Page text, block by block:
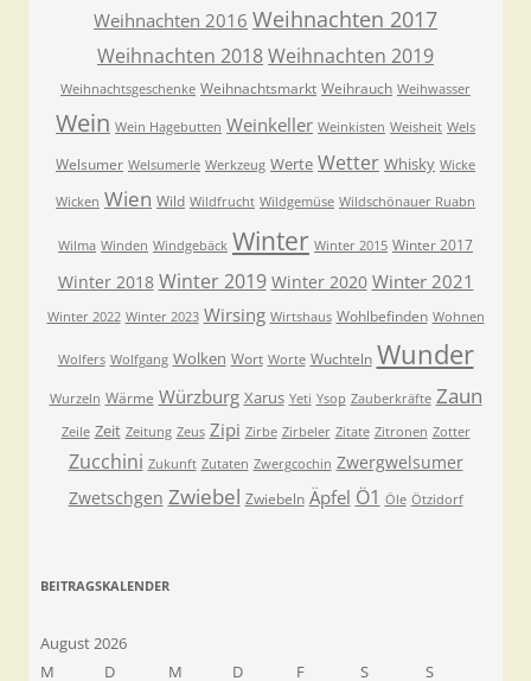
Weihnachten 2016 Weihnachten 2017
Weihnachten 2018Weihnachten 2019
Weihnachtsgeschenke Weihnachtsmarkt Weihrauch Weihwasser
Wein Wein Hagebutten Weinkeller Weinkisten Weisheit Wels
Welsumer Welsumerle Werkzeug Werte Wetter Whisky Wicke
Wicken Wien Wild Wildfrucht Wildgemüse Wildschönauer Ruabn
Wilma Winden Windgebäck Winter Winter 2015 Winter 2017
Winter 2018 Winter 2019 Winter 2020 Winter 2021
Winter 2022 Winter 2023 Wirsing Wirtshaus Wohlbefinden Wohnen
Wolfers Wolfgang Wolken Wort Worte Wuchteln Wunder
Wurzeln Wärme Würzburg Xarus Yeti Ysop Zauberkräfte Zaun
Zeile Zeit Zeitung Zeus Zipi Zirbe Zirbeler Zitate Zitronen Zotter
Zucchini Zukunft Zutaten Zwergcochin Zwergwelsumer
Zwetschgen Zwiebel Zwiebeln Äpfel Ö1 Öle Ötzidorf
BEITRAGSKALENDER
August 2026
M
D M D F S
S